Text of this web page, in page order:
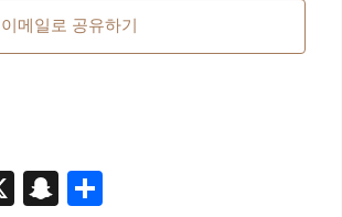
이메일로 공유하기
X
S